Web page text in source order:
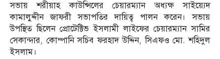
সভায় শরীয়াহ কাউন্সিলের চেয়ারম্যান অধ্যক্ষ সাইয়্যেদ
কামালুদ্দীন জাফরী সভাপতির দায়িত্ব পালন করেন। সভায়
উপস্থিত ছিলেন প্রোটেক্টিভ ইসলামী লাইফের চেয়ারম্যান সামির
সেকান্দার, কোম্পানি সচিব ফরহাদ উদ্দিন, সিএফও মো. শহিদুল
ইসলাম।